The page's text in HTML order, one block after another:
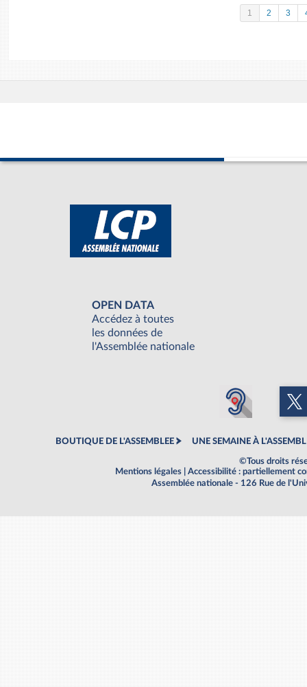
1 2 3
OPEN DATA
Accédez à toutes
les données de
l'Assemblée nationale
BOUTIQUE DE L'ASSEMBLEE UNE SEMAINE À
©Tous droits
Mentions légales
Accessibilité : partiellement
Assemblée nationale - 126 Rue de